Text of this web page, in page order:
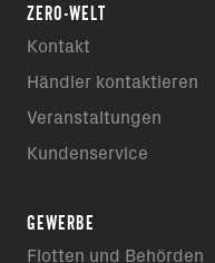
ZERO-WELT
Kontakt
Händler kontaktieren
Veranstaltungen
Kundenservice
GEWERBE
Flotten und Behörden